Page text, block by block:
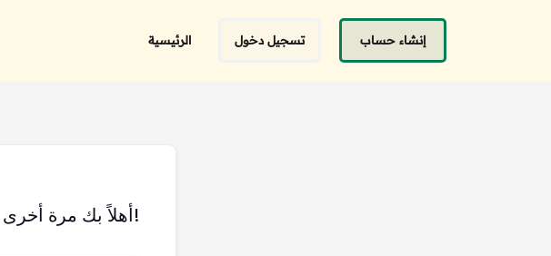
الرئيسية تسجيل دخول إنشاء حساب
أهلاً بك مرة أخرى!